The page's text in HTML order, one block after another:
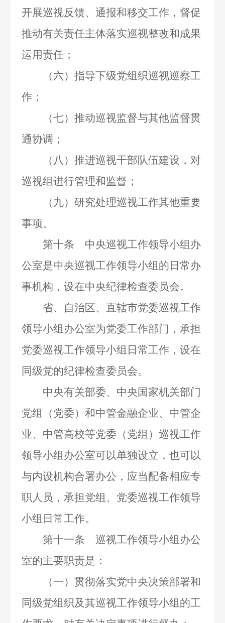
开展巡视反馈、通报和移交工作，督促
推动有关责任主体落实巡视整改和成果
运用责任；
（六）指导下级党组织巡视巡察工
作；
（七）推动巡视监督与其他监督贯
通协调；
（八）推进巡视干部队伍建设，对
巡视组进行管理和监督；
（九）研究处理巡视工作其他重要
事项。
第十条 中央巡视工作领导小组办
公室是中央巡视工作领导小组的日常办
事机构，设在中央纪律检查委员会。
省、自治区、直辖市党委巡视工作
领导小组办公室为党委工作部门，承担
党委巡视工作领导小组日常工作，设在
同级党的纪律检查委员会。
中央有关部委、中央国家机关部门
党组（党委）和中管金融企业、中管企
业、中管高校等党委（党组）巡视工作
领导小组办公室可以单独设立，也可以
与内设机构合署办公，应当配备相应专
职人员，承担党组、党委巡视工作领导
小组日常工作。
第十一条 巡视工作领导小组办公
室的主要职责是：
（一）贯彻落实党中央决策部署和
同级党组织及其巡视工作领导小组的工